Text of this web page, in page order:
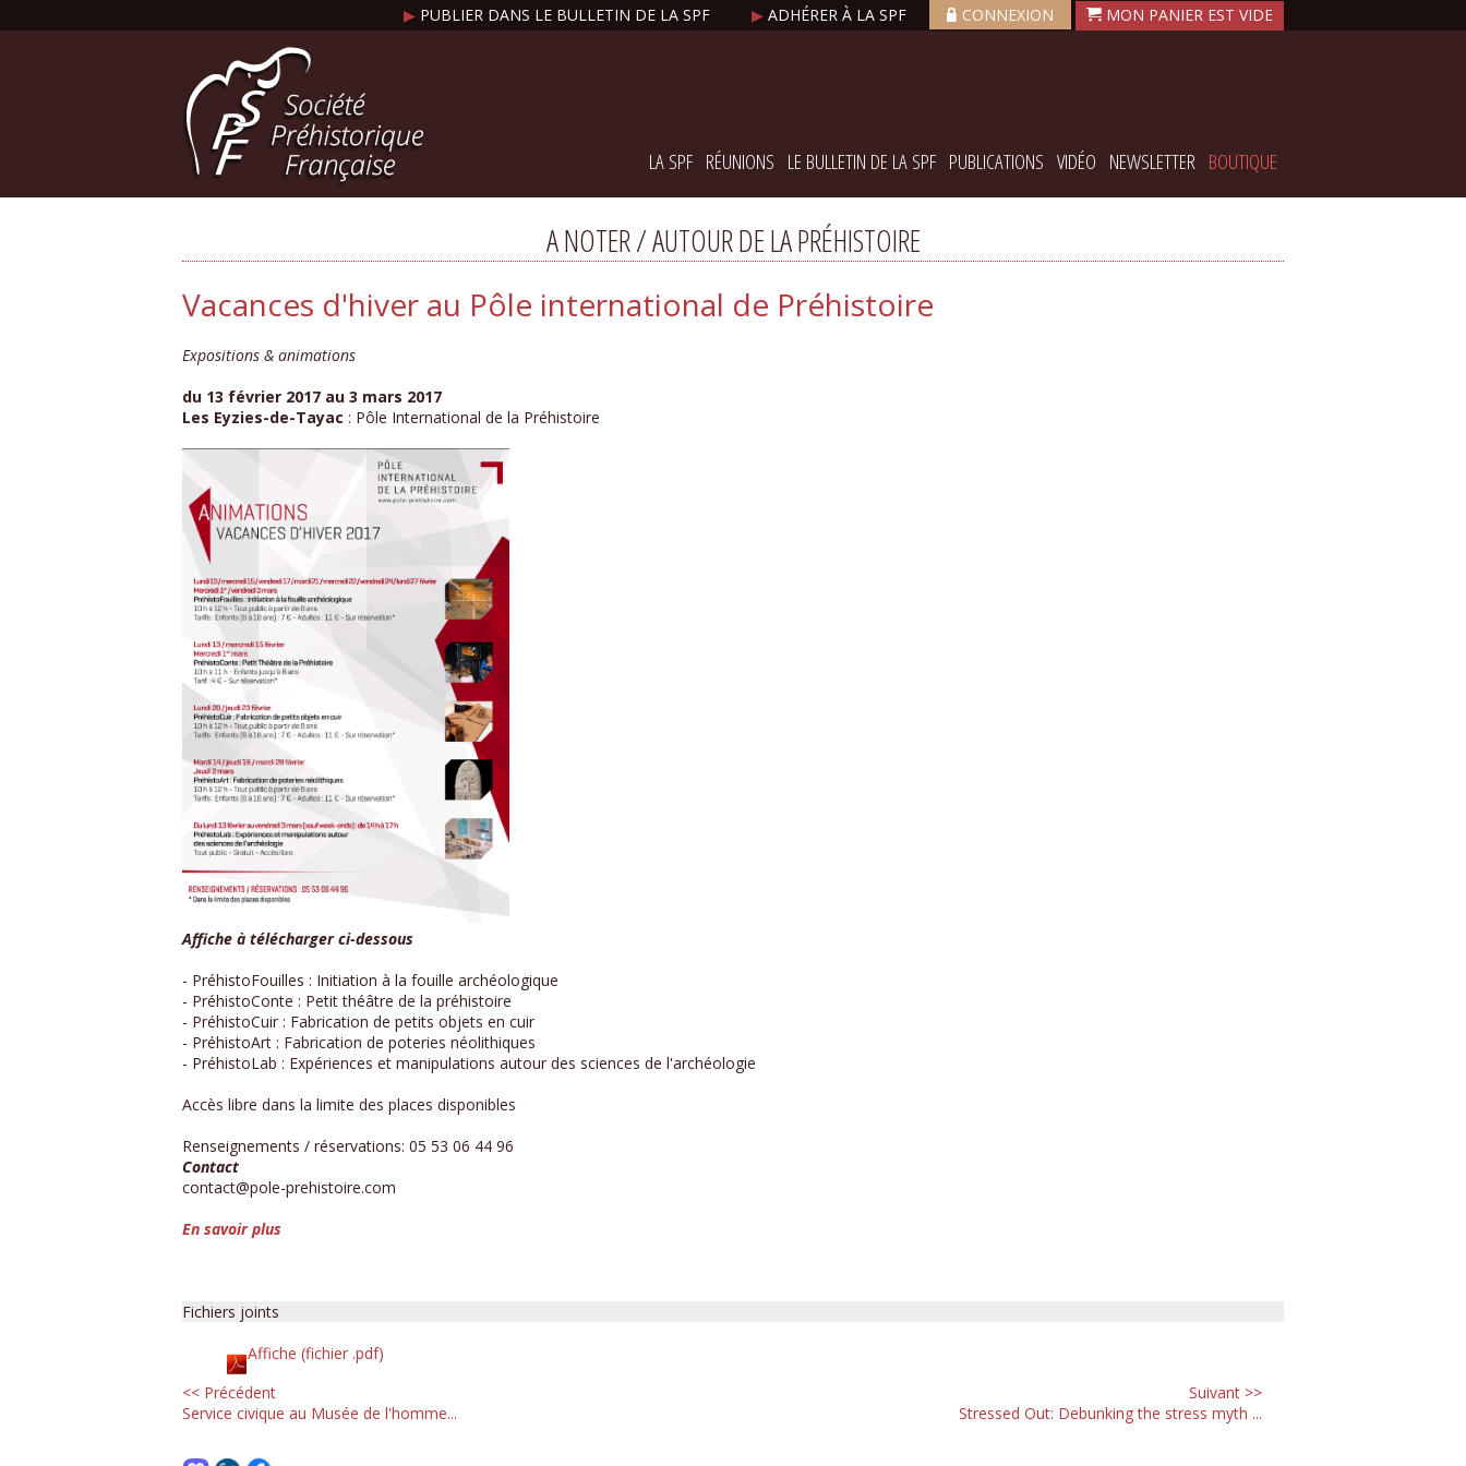
▶ PUBLIER DANS LE BULLETIN DE LA SPF ▶ ADHÉRER À LA SPF CONNEXION
LA SPF RÉUNIONS LE BULLETIN DE LA SPF PUBLICATIONS VIDÉO NEWSLETTER BOUTIQUE
A NOTER / AUTOUR DE LA PRÉHISTOIRE
Vacances d'hiver au Pôle international de Préhistoire
Expositions & animations
du 13 février 2017 au 3 mars 2017
Les Eyzies-de-Tayac : Pôle International de la Préhistoire
Affiche à télécharger ci-dessous
- PréhistoFouilles : Initiation à la fouille archéologique
- PréhistoConte : Petit théâtre de la préhistoire
- PréhistoCuir : Fabrication de petits objets en cuir
- PréhistoArt : Fabrication de poteries néolithiques
- PréhistoLab : Expériences et manipulations autour des sciences de l'archéologie
Accès libre dans la limite des places disponibles
Renseignements / réservations: 05 53 06 44 96
Contact
contact@pole-prehistoire.com
En savoir plus
Fichiers joints
Affiche (fichier .pdf)
<< Précédent
Service civique au Musée de l'homme...
Suivant >>
Stressed Out: Debunking the stress myth ...